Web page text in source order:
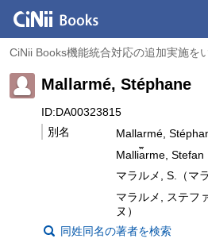
CiNii Books機能統合対応の追加実施を
Mallarmé, Stéphane
ID:DA00323815
別名
Mallarmé,
Malli︠a︡rme, Stefan
マラルメ, S.（マ
マラルメ, ステフ
ヌ）
同姓同名の著者を検索